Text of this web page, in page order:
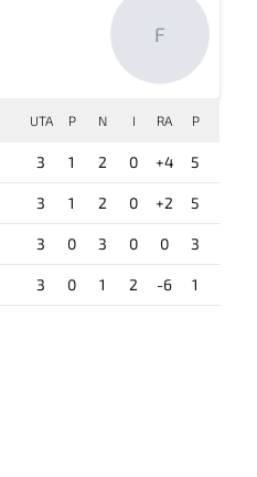
F
UTA P N I RA P
3 1 2 0 +4 5
3 1 2 0 +2 5
3 0 3 0 0 3
3 0 1 2 -6 1